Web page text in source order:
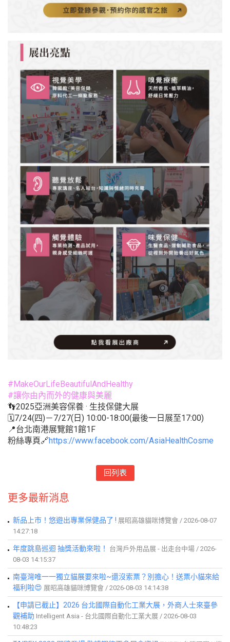
#MakeOurLifeBeautifulAndHealthy
#讓你由內而外的健康與美麗
👣2025亞洲美容保養 · 生技保健大展
🗓7/24(四)－7/27(日) 10:00-18:00(最後一日展至17:00)
📍台北南港展覽館1館1F
粉絲專頁🔗https://www.facebook.com/AsiaHealthCosme
回列表
更多最新消息
新品上市！悠遊出專業保健品了 ! 展昭高雄貓咪博覽會 / 2026-08-07
14:27:18
年度跳島巡迴 抽獎活動來啦！
台灣戶外用品展 - 出走台中場 / 2026-
08-03 14:15:37
南臺灣唯一一獨立貓展要來啦~還沒索票？別擔心！送票小貓來給
福利啦😍 展昭高雄貓咪博覽會 / 2026-08-03 14:14:38
【申請已截止】2026 台北國際自動化工業大展，外商人士來臺參
觀補助 Intelligent Asia - 台北國際自動化工業大展 / 2026-08-03
10:48:23